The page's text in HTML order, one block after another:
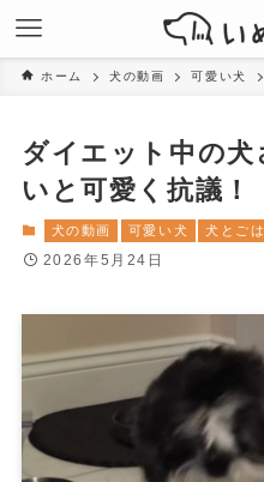
ホーム 犬の動画 可愛い犬
ダイエット中の
いと可愛く抗議！
犬の動画 可愛い犬 犬とご
2026年5月24日